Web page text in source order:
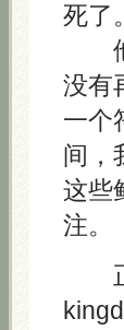
死了。
他
没有
一个
间，
这些
注。
正